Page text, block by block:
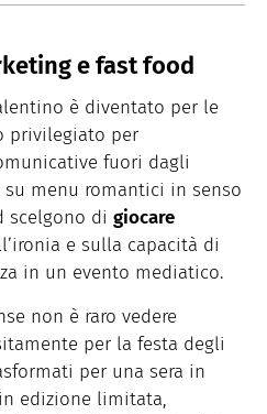
e fast food
è diventato per le
privilegiato per
fuori dagli
menu romantici in senso
scelgono di giocare
e sulla capacità di
in un evento mediatico.
non è raro vedere
per la festa degli
per una sera in
edizione limitata,